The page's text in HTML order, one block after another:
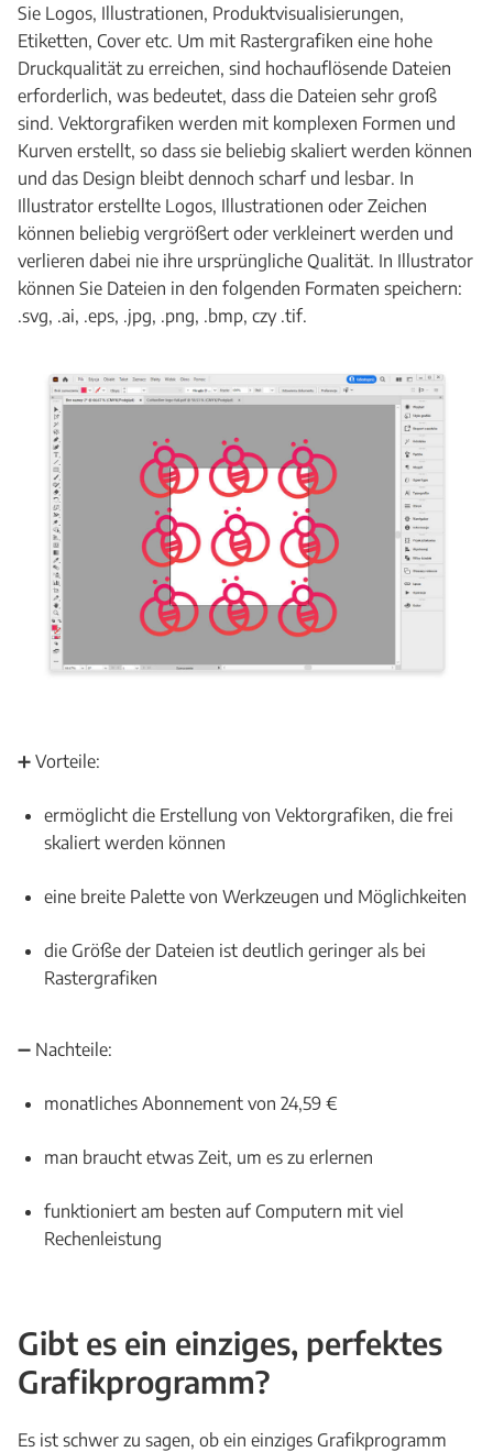
Sie Logos, Illustrationen, Produktvisualisierungen,
Etiketten, Cover etc. Um mit Rastergrafiken eine hohe
Druckqualität zu erreichen, sind hochauflösende Dateien
erforderlich, was bedeutet, dass die Dateien sehr groß
sind. Vektorgrafiken werden mit komplexen Formen und
Kurven erstellt, so dass sie beliebig skaliert werden können
und das Design bleibt dennoch scharf und lesbar. In
Illustrator erstellte Logos, Illustrationen oder Zeichen
können beliebig vergrößert oder verkleinert werden und
verlieren dabei nie ihre ursprüngliche Qualität. In Illustrator
können Sie Dateien in den folgenden Formaten speichern:
.svg, .ai, .eps, .jpg, .png, .bmp, czy .tif.
➕ Vorteile:
ermöglicht die Erstellung von Vektorgrafiken, die frei
skaliert werden können
eine breite Palette von Werkzeugen und Möglichkeiten
die Größe der Dateien ist deutlich geringer als bei
Rastergrafiken
➖ Nachteile:
monatliches Abonnement von 24,59 €
man braucht etwas Zeit, um es zu erlernen
funktioniert am besten auf Computern mit viel
Rechenleistung
Gibt es ein einziges, perfektes
Grafikprogramm?
Es ist schwer zu sagen, ob ein einziges Grafikprogramm